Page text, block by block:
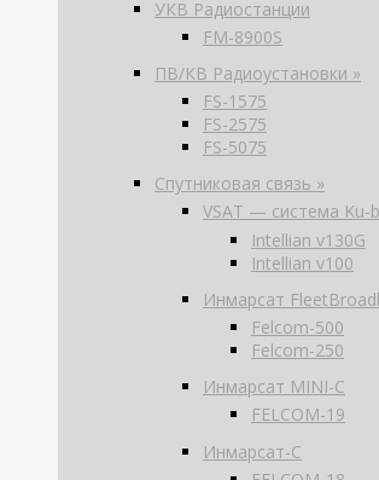
УКВ Радиостанции
FM-8900S
ПВ/КВ Радиоустановки »
FS-1575
FS-2575
FS-5075
Спутниковая связь »
VSAT — система Ku-
Intellian v130G
Intellian v100
Инмарсат
Felcom-500
Felcom-250
Инмарсат MINI-C
FELCOM-19
Инмарсат-С